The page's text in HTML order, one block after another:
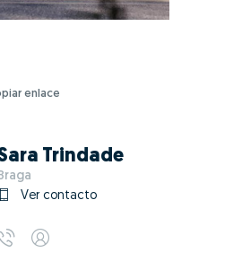
enlace
Trindade
Ver contacto